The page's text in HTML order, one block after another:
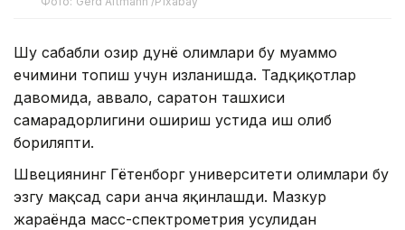
Шу сабабли ҳозир дунё олимлари бу муаммо
ечимини топиш учун изланишда. Тадқиқотлар
давомида, аввало, саратон ташхиси
самарадорлигини ошириш устида иш олиб
бориляпти.
Швециянинг Гётенборг университети олимлари бу
эзгу мақсад сари анча яқинлашди. Мазкур
жараёнда масс-спектрометрия усулидан